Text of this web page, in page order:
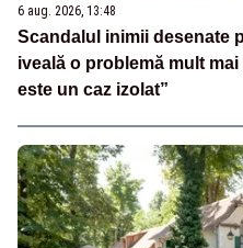
6 aug. 2026, 13:48
Scandalul inimii desenate
iveală o problemă mult
este un caz izolat”